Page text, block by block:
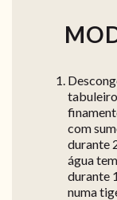
com
durante
água
durante
numa